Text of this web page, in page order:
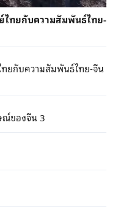
ไทยกับความสัมพันธ์ไทย-
ยกับความสัมพันธ์ไทย-จีน
ณ์ของจีน 3